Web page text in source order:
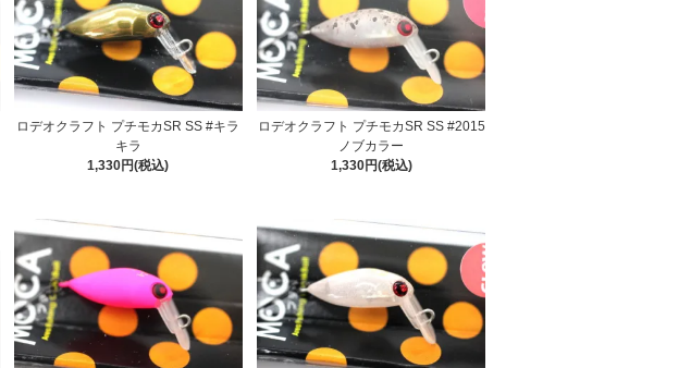
ロデオクラフト プチモカSR SS #キラ
キラ
1,330円(税込)
ロデオクラフト プチモカSR SS #2015
ノブカラー
1,330円(税込)